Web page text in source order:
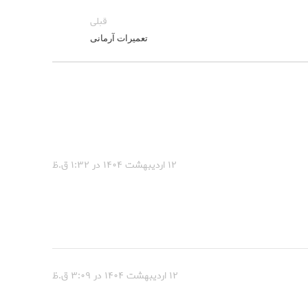
قبلی
تعمیرات آرمانی
۱۲ اردیبهشت ۱۴۰۴ در ۱:۳۲ ق.ظ
۱۲ اردیبهشت ۱۴۰۴ در ۳:۰۹ ق.ظ